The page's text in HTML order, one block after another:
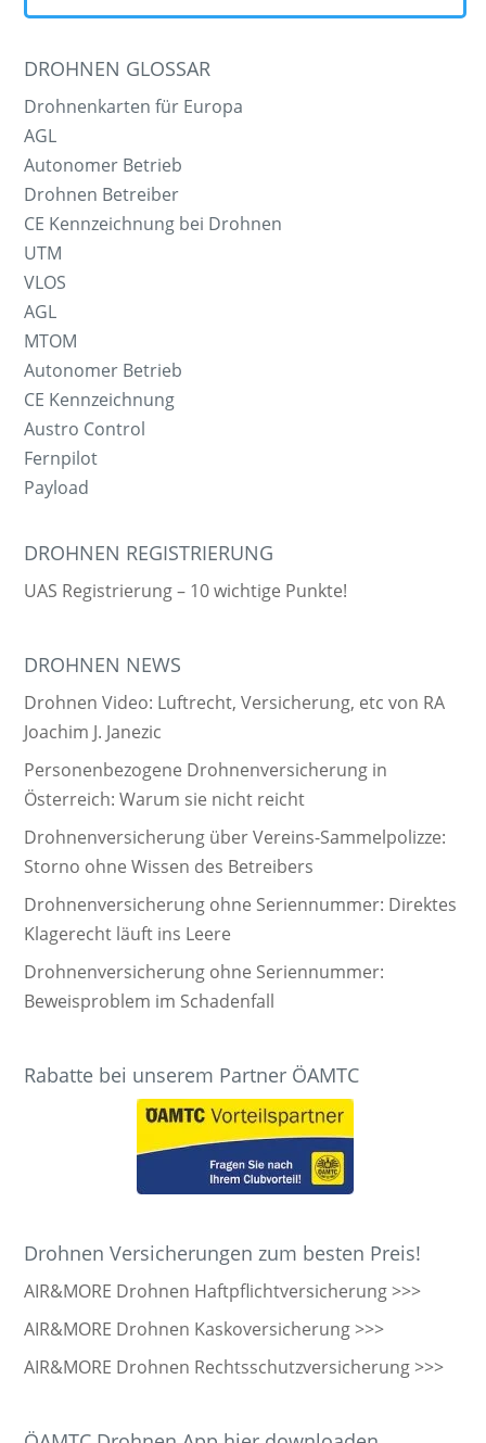
DROHNEN GLOSSAR
Drohnenkarten für Europa
AGL
Autonomer Betrieb
Drohnen Betreiber
CE Kennzeichnung bei Drohnen
UTM
VLOS
AGL
MTOM
Autonomer Betrieb
CE Kennzeichnung
Austro Control
Fernpilot
Payload
DROHNEN REGISTRIERUNG
UAS Registrierung – 10 wichtige Punkte!
DROHNEN NEWS
Drohnen Video: Luftrecht, Versicherung, etc von RA
Joachim J. Janezic
Personenbezogene Drohnenversicherung in
Österreich: Warum sie nicht reicht
Drohnenversicherung über Vereins-Sammelpolizze:
Storno ohne Wissen des Betreibers
Drohnenversicherung ohne Seriennummer: Direktes
Klagerecht läuft ins Leere
Drohnenversicherung ohne Seriennummer:
Beweisproblem im Schadenfall
Rabatte bei unserem Partner ÖAMTC
Drohnen Versicherungen zum besten Preis!
AIR&MORE Drohnen Haftpflichtversicherung >>>
AIR&MORE Drohnen Kaskoversicherung >>>
AIR&MORE Drohnen Rechtsschutzversicherung >>>